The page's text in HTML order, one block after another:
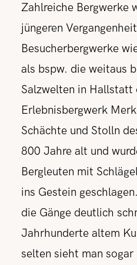
Zahlreiche Bergwerke
jüngeren
Besucherbergwerke
als bspw. die weitaus
Salzwelten in Hallstatt
Erlebnisbergwerk
Schächte und Stolln
800 Jahre alt und
Bergleuten mit
ins Gestein
die Gänge deutlich
Jahrhunderte altem
selten sieht man sogar